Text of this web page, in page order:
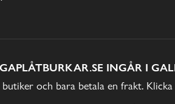
INGÅR I
och bara betala en frakt.